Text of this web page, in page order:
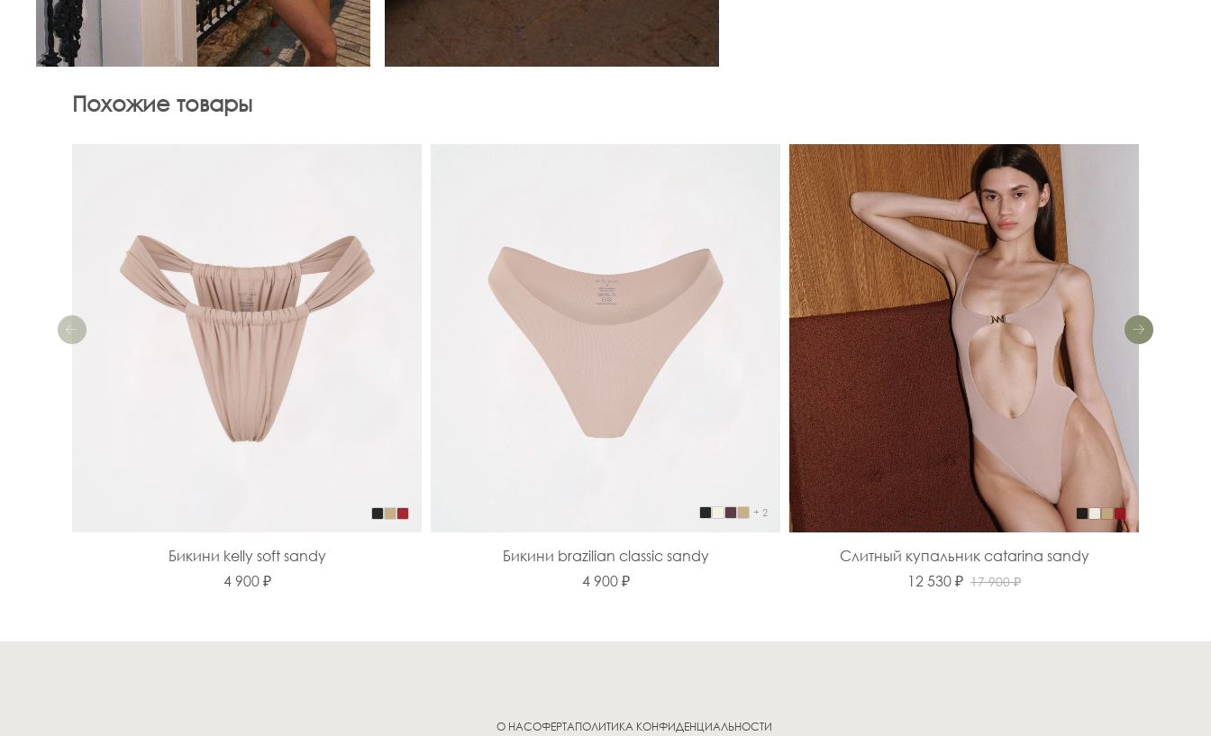
Похожие товары
Бикини kelly soft sandy
4 900 ₽
+ 2
Бикини brazilian classic sandy
4 900 ₽
Слитный купальник catarina sandy
12 530 ₽ 17 900 ₽
О НАСОФЕРТАПОЛИТИКА КОНФИДЕНЦИАЛЬНОСТИ